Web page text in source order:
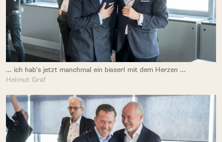
... ich hab's jetzt manchmal ein bisserl mit dem Herzen ...
Helmut Graf